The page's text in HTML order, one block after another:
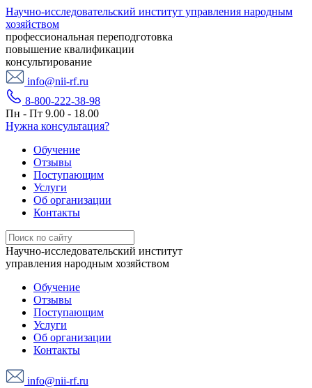
Научно-исследовательский институт управления народным
хозяйством
профессиональная переподготовка
повышение квалификации
консультирование
info@nii-rf.ru
8-800-222-38-98
Пн - Пт 9.00 - 18.00
Нужна консультация?
Обучение
Отзывы
Поступающим
Услуги
Об организации
Контакты
Научно-исследовательский институт
управления народным хозяйством
Обучение
Отзывы
Поступающим
Услуги
Об организации
Контакты
info@nii-rf.ru